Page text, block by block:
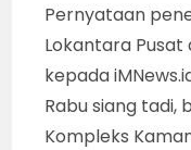
Pernyataan
Lokantara Pusat
kepada
Rabu siang tadi,
Kompleks